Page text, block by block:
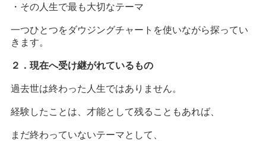
・その人生で最も大切なテーマ
一つひとつをダウジングチャートを使いながら探ってい
きます。
２．現在へ受け継がれているもの
過去世は終わった人生ではありません。
経験したことは、才能として残ることもあれば、
まだ終わっていないテーマとして、